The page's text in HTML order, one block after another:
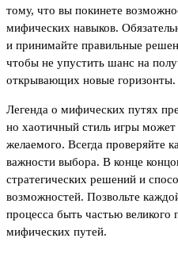
тому, что вы покинете
мифических навыков.
и принимайте правильные
чтобы не упустить шанс на
открывающих новые горизонты.
Легенда о мифических путях
но хаотичный стиль игры
желаемого. Всегда проверяйте
важности выбора. В конце
стратегических решений и
возможностей. Позвольте
процесса быть частью великого
мифических путей.